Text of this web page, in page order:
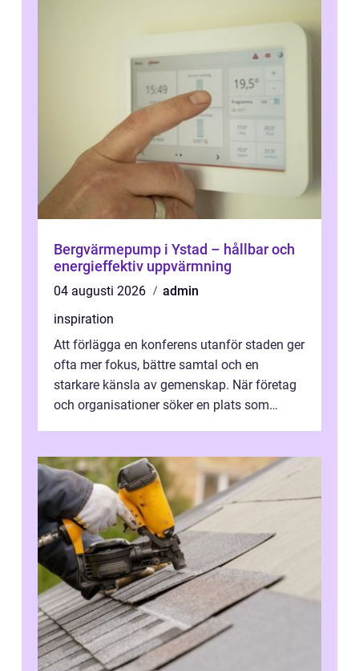
Bergvärmepump i Ystad – hållbar och
energieffektiv uppvärmning
04 augusti 2026
admin
inspiration
Att förlägga en konferens utanför staden ger
ofta mer fokus, bättre samtal och en
starkare känsla av gemenskap. När företag
och organisationer söker en plats som